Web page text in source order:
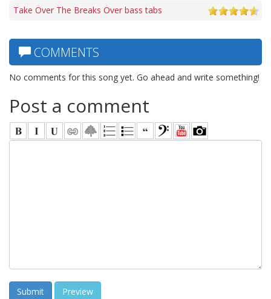
Take Over The Breaks Over bass tabs
COMMENTS
No comments for this song yet. Go ahead and write something!
Post a comment